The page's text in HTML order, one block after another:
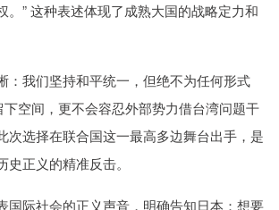
。” 这种表述体现了成熟大国的战略定力和
：我们坚持和平统一，但绝不为任何形式
下空间，更不会容忍外部势力借台湾问题干
次选择在联合国这一最高多边舞台出手，是
正义的精准反击。
国际社会的正义声音，明确告知日本：想要